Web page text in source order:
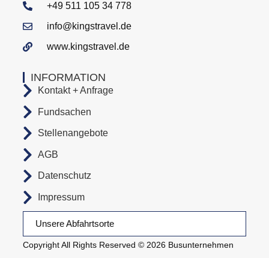
Copyright All Rights Reserved © 2026 Busunternehmen
Unsere Abfahrtsorte
INFORMATION
Kontakt + Anfrage
Fundsachen
Stellenangebote
AGB
Datenschutz
Impressum
+49 511 105 34 778
info@kingstravel.de
www.kingstravel.de